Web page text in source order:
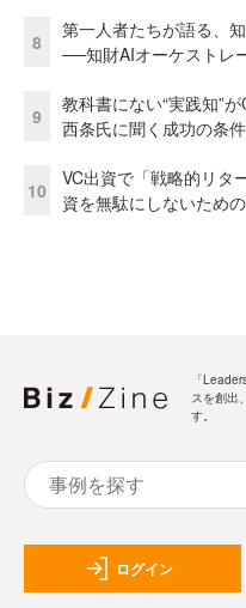
8
第一人者たちが語る、
──知財AIオーケストレ
9
教科書にない“実践知”
西条氏に聞く成功の条件
10
VC出資で「戦略的リタ
資を無駄にしないため
「
スを創出
す。
ログイン